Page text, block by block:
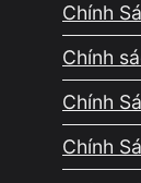
Chính
Chính
Chính
Chính